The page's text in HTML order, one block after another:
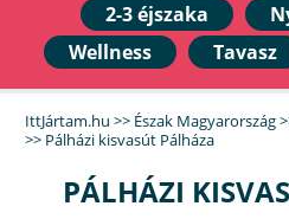
2-3 éjszaka
Wellness
Tavasz
IttJártam.hu >> Észak Magyarország
>> Pálházi kisvasút Pálháza
PÁLHÁZI